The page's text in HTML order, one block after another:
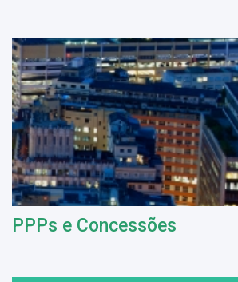
PPPs e Concessões